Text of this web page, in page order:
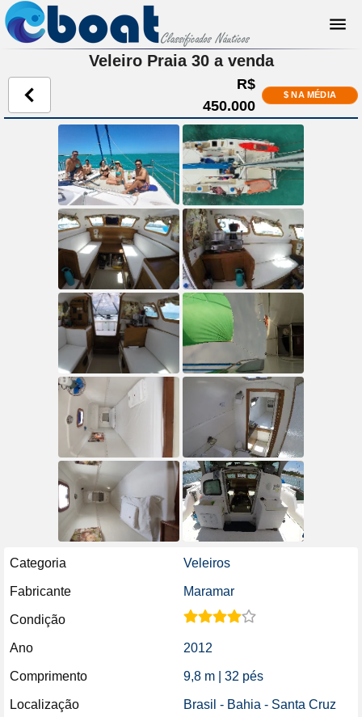
Veleiro Praia 30 a venda
R$
450.000
$ NA MÉDIA
Categoria Veleiros
Fabricante Maramar
Condição
Ano 2012
Comprimento 9,8 m | 32 pés
Localização
Brasil - Bahia - Santa Cruz